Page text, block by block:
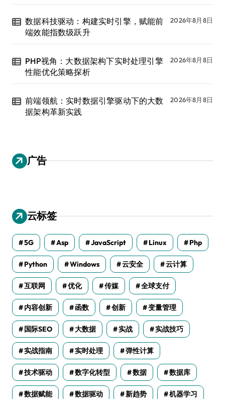
数据科技驱动：构建实时引擎，赋能前
端效能指数级跃升
2026年8月8日
PHP视角：大数据架构下实时处理引擎
性能优化策略探析
2026年8月8日
前端领航：实时数据引擎驱动下的大数
据架构革新实践
2026年8月8日
广告
云标签
5G Asp JavaScript Linux Php
Python Windows 云安全 云计算
互联网 优化 传媒 全球支付
内容创新 函数 创新 变量管理
国际SEO 大数据 实战 实战技巧
实战指南 实时处理 弹性计算
技术驱动 数字化转型 数据 数据库
数据赋能 数据驱动 新趋势 机器学习